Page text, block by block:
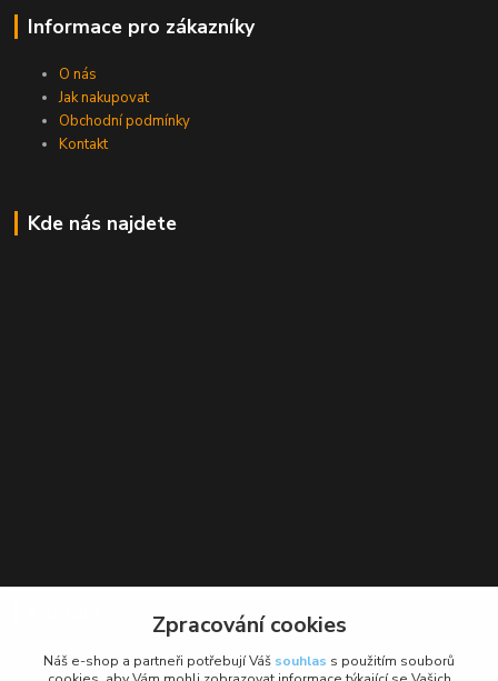
Informace pro zákazníky
O nás
Jak nakupovat
Obchodní podmínky
Kontakt
Kde nás najdete
BikeForce.cz
Zpracování cookies
Náš e-shop a partneři potřebují Váš souhlas s použitím souborů